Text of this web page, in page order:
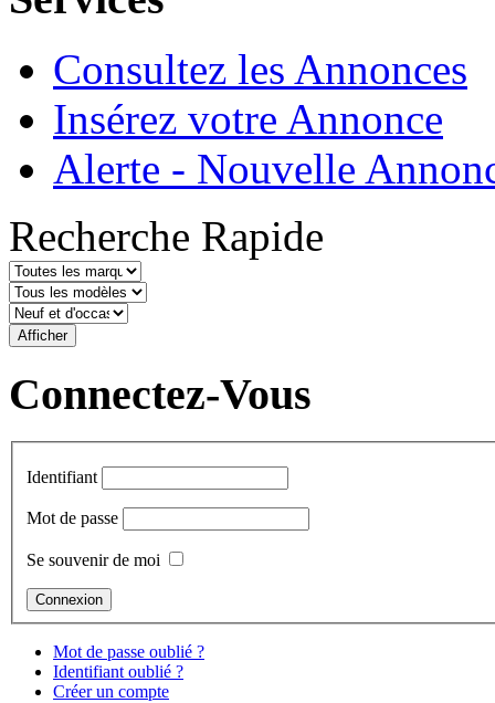
Consultez les Annonces
Insérez votre Annonce
Alerte - Nouvelle
Recherche Rapide
Connectez-Vous
Identifiant
Mot de passe
Se souvenir de moi
Mot de passe oublié ?
Identifiant oublié ?
Créer un compte